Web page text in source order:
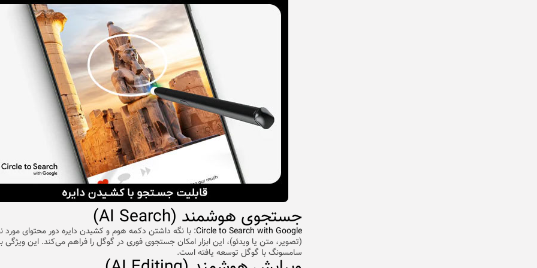
جستجوی هوشمند (AI Search)
Circle to Search with Google: با نگه داشتن دکمه هوم و کشیدن دایره دور محتوای مورد
(تصویر، متن یا ویدئو)، این ابزار امکان جستجوی فوری در گوگل را فراهم می‌کند. این ویژگی
سامسونگ با گوگل توسعه یافته است.